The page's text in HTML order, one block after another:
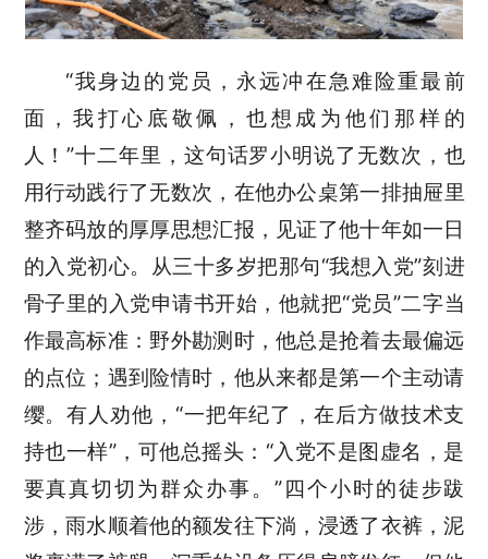
“我身边的党员，永远冲在急难险重最前
面，我打心底敬佩， 也想成为他们那样的
人 ！”十二年里，这句话罗小明说了无数次，也
用行动践行了无数次 ，在他办公桌第一排抽屉里
整齐码放的厚厚思想汇报，见证了他十年如一日
的入党初心。从三十多岁把那句“我想入党”刻进
骨子里的 入党申请书开始，他就把“党员”二字当
作最高标准：野外勘测时，他总是抢着去最偏远
的点位；遇到险情时，他从来都是第一个主动请
缨。有人劝他，“一把年纪了，在后方做技术支
持也一样”，可他总摇头：“入党不是图虚名，是
要真真切切为群众办事。”四个小时的徒步跋
涉，雨水顺着他的额发往下淌，浸透了衣裤，泥